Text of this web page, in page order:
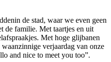
de stad, waar we even geen
de familie. Met taartjes en uit
Met hoge glijbanen
verjaardag van onze
and nice to meet you too”.